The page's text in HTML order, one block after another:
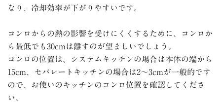
なり、冷却効率が下がりやすいです。
コンロからの熱の影響を受けにくくするために、コンロか
ら最低でも 30cmは離すのが望ましいでしょう。
コンロの位置は、システムキッチンの場合は本体の端から
15cm、セパレートキッチンの場合は2～3cmが一般的です
ので、お使いのキッチンのコンロ位置を確認してくださ
い。